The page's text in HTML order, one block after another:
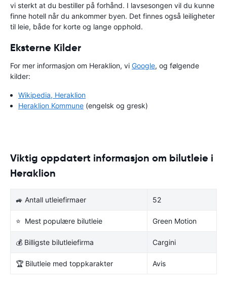
vi sterkt at du bestiller på forhånd. I lavsesongen vil du kunne
finne hotell når du ankommer byen. Det finnes også leiligheter
til leie, både for korte og lange opphold.
Eksterne Kilder
For mer informasjon om Heraklion, vi Google, og følgende
kilder:
Wikipedia, Heraklion
Heraklion Kommune (engelsk og gresk)
Viktig oppdatert informasjon om bilutleie i
Heraklion
🚙 Antall utleiefirmaer 52
⭐ Mest populære bilutleie Green Motion
💰 Billigste bilutleiefirma Cargini
🏆 Bilutleie med toppkarakter Avis